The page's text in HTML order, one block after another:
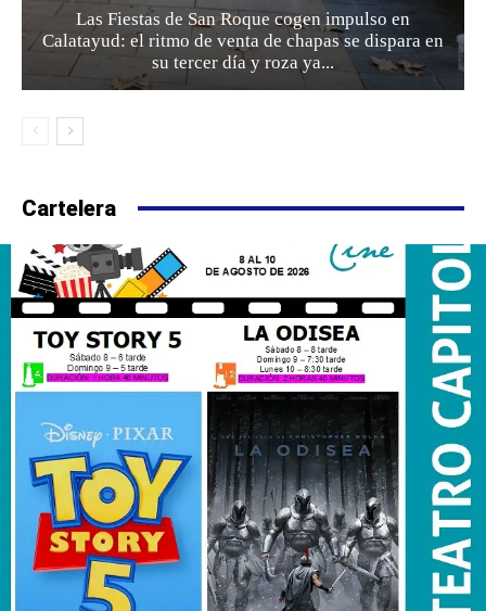
Las Fiestas de San Roque cogen impulso en
Calatayud: el ritmo de venta de chapas se dispara en
su tercer día y roza ya...
Cartelera